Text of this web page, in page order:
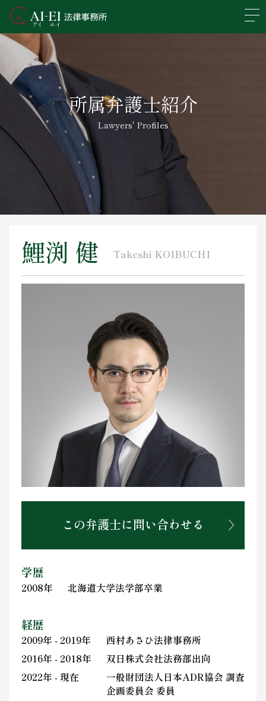
所属弁護士紹介
Lawyers' Profiles
鯉渕 健 Takeshi KOIBUCHI
この弁護士に問い合わせる
学歴
2008年 北海道大学法学部卒業
経歴
2009年 - 2019年
西村あさひ法律事務所
2016年 - 2018年
双日株式会社法務部出向
2022年 - 現在
一般財団法人日本ADR協会 調査
企画委員会 委員
業務分野
所属弁護士紹介
アクセス
お問い合わせ